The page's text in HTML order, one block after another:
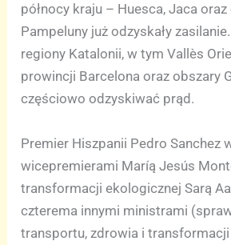
północy kraju – Huesca, Jaca
Pampeluny już odzyskały
regiony Katalonii, w tym Vallès
prowincji Barcelona oraz obszary
częściowo odzyskiwać prąd.
Premier Hiszpanii Pedro Sanchez
wicepremierami Maríą Jesús
transformacji ekologicznej Sarą
czterema innymi ministrami
transportu, zdrowia i